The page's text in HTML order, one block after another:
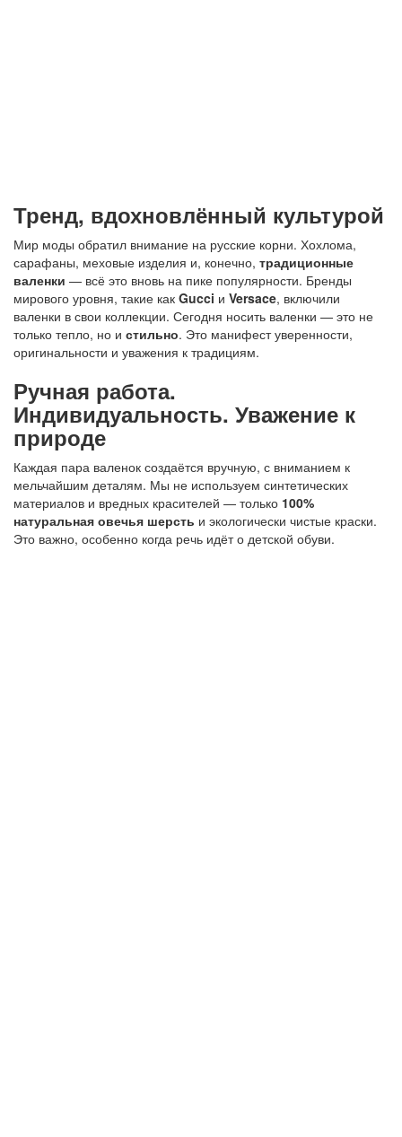
Тренд, вдохновлённый культурой
Мир моды обратил внимание на русские корни. Хохлома,
сарафаны, меховые изделия и, конечно, традиционные
валенки — всё это вновь на пике популярности. Бренды
мирового уровня, такие как Gucci и Versace, включили
валенки в свои коллекции. Сегодня носить валенки — это не
только тепло, но и стильно. Это манифест уверенности,
оригинальности и уважения к традициям.
Ручная работа.
Индивидуальность. Уважение к
природе
Каждая пара валенок создаётся вручную, с вниманием к
мельчайшим деталям. Мы не используем синтетических
материалов и вредных красителей — только 100%
натуральная овечья шерсть и экологически чистые краски.
Это важно, особенно когда речь идёт о детской обуви.